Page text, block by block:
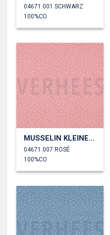
04671.001 SCHWARZ
100%CO
MUSSELIN KLEINE PUNKTE
04671.007 ROSÉ
100%CO